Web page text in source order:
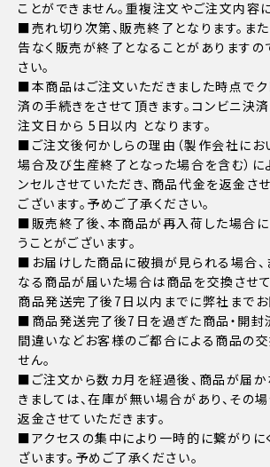
ことができません。重複注文やご注文内容
■売れ切り次第、販売終了となります。ま
告なく販売が終了となることがありますの
さい。
■本商品はご注文いただきました時点でク
済の手続きをさせて頂きます。コンビニ決
注文日から 5日以内 となります。
■ご注文後何かしらの理由（製作会社にお
場合及び生産終了となった場合を含む）に
ンセルさせていただき、商品代金を返金さ
ございます。予めご了承ください。
■販売終了後、本商品が再入荷した場合
うことがございます。
■お届けした商品に破損が見られる場合、
なる商品が届いた場合は商品を交換させて
商品発送完了後7日以内までに弊社までお
■商品発送完了後7日を過ぎた商品・開封
間違いなどお客様のご都合による商品の
せん。
■ご注文から数カ月を経過後、商品が届
きましては、在庫が無い場合があり、その
返金させていただきます。
■アクセスの集中により一時的に繋がりに
ざいます。予めご了承ください。